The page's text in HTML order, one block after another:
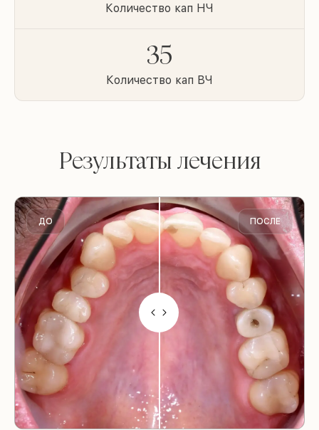
Количество кап НЧ
35
Количество кап ВЧ
Результаты лечения
ДО ПОСЛЕ